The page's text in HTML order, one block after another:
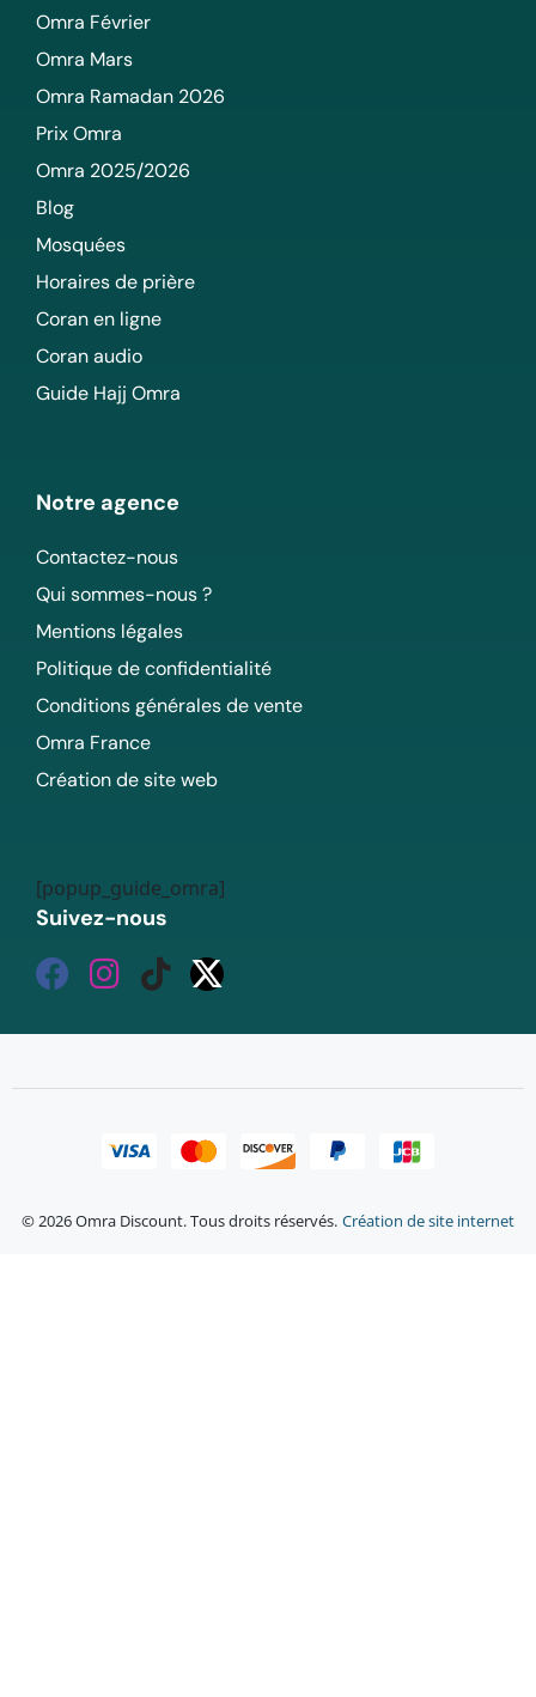
Omra Février
Omra Mars
Omra Ramadan 2026
Prix Omra
Omra 2025/2026
Blog
Mosquées
Horaires de prière
Coran en ligne
Coran audio
Guide Hajj Omra
Notre agence
Contactez-nous
Qui sommes-nous ?
Mentions légales
Politique de confidentialité
Conditions générales de vente
Omra France
Création de site web
[popup_guide_omra]
Suivez-nous
© 2026 Omra Discount. Tous droits réservés. Création de site internet